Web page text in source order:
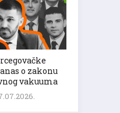
o zakonu
vakuuma